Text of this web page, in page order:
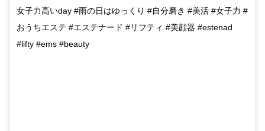
女子力高いday #雨の日はゆっくり #自分磨き #美活 #女子力 #
おうちエステ #エステナード #リフティ #美顔器 #estenad
#lifty #ems #beauty